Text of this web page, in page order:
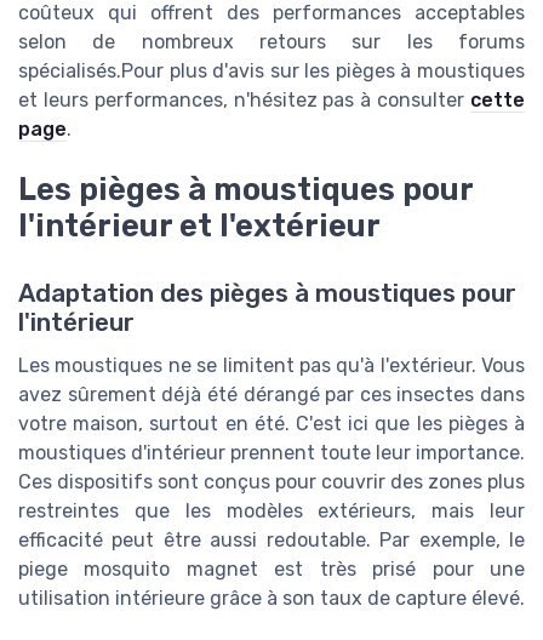
coûteux qui offrent des performances acceptables
selon de nombreux retours sur les forums
spécialisés.Pour plus d'avis sur les pièges à moustiques
et leurs performances, n'hésitez pas à consulter cette
page.
Les pièges à moustiques pour
l'intérieur et l'extérieur
Adaptation des pièges à moustiques pour
l'intérieur
Les moustiques ne se limitent pas qu'à l'extérieur. Vous
avez sûrement déjà été dérangé par ces insectes dans
votre maison, surtout en été. C'est ici que les pièges à
moustiques d'intérieur prennent toute leur importance.
Ces dispositifs sont conçus pour couvrir des zones plus
restreintes que les modèles extérieurs, mais leur
efficacité peut être aussi redoutable. Par exemple, le
piege mosquito magnet est très prisé pour une
utilisation intérieure grâce à son taux de capture élevé.